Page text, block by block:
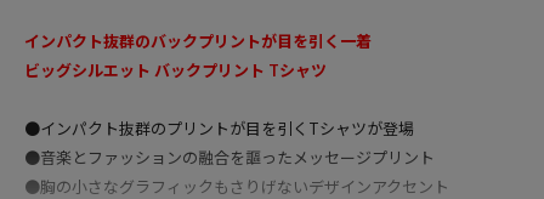
インパクト抜群のバックプリントが目を引く一着
ビッグシルエット バックプリント Tシャツ
●インパクト抜群のプリントが目を引くTシャツが登場
●音楽とファッションの融合を謳ったメッセージプリント
●胸の小さなグラフィックもさりげないデザインアクセント